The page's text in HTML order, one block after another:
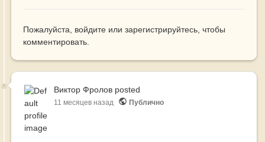
Пожалуйста, войдите или зарегистрируйтесь, чтобы
комментировать.
Виктор Фролов posted
11 месяцев назад Публично